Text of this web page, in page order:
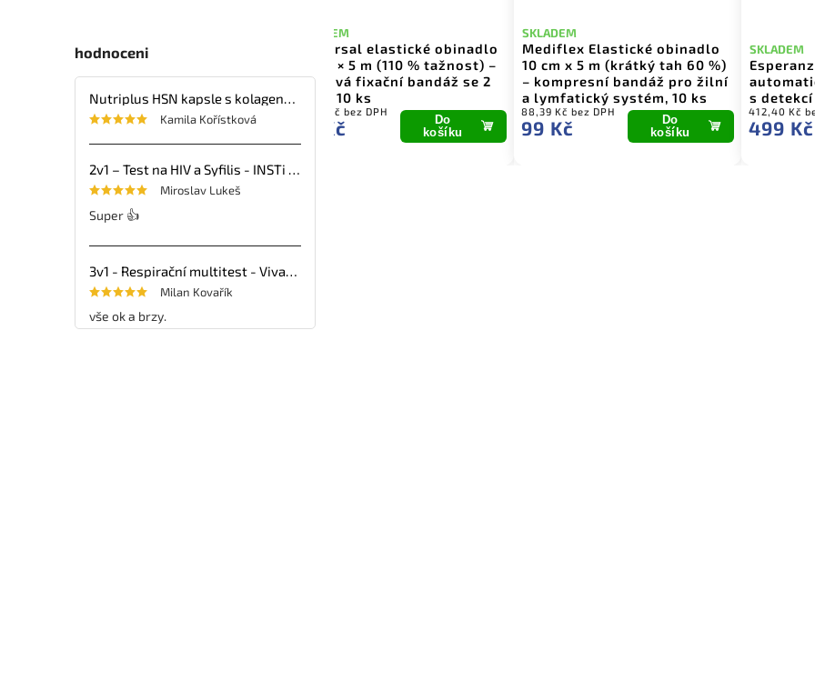
hodnoceni
Kamila Kořístková
Miroslav Lukeš
Super 👍
Milan Kovařík
vše ok a brzy.
Magnetický korektor pro
vzpřímené držení těla
173,55 Kč bez DPH
Do
Universal elastické obinadlo
10 cm × 5 m (110 % tažnost) –
krepová fixační bandáž se 2
clipy, 10 ks
88,39 Kč bez DPH
99 Kč
Mediflex Elastické obinadlo
10 cm x 5 m (krátký tah 60 %)
– kompresní bandáž pro žilní
a lymfatický systém, 10 ks
SKLADEM
88,39 Kč bez DPH
99 Kč
Esperanza
automatický
s detekcí
SKLADEM
412,40 Kč bez DPH
499 Kč